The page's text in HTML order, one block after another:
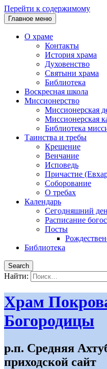
Перейти к содержимому
Главное меню
О храме
Контакты
История храма
Духовенство
Святыни храма
Библиотека
Воскресная школа
Миссионерство
Миссионерская
Миссионерская
Библиотека
Таинства и требы
Крещение
Венчание
Исповедь
Причастие
Соборование
О требах
Календарь
Сегодняшний
Расписание
Посты
Библиотека
Search
Найти:
Храм
Богородицы
р.п. Средняя
приходской сайт